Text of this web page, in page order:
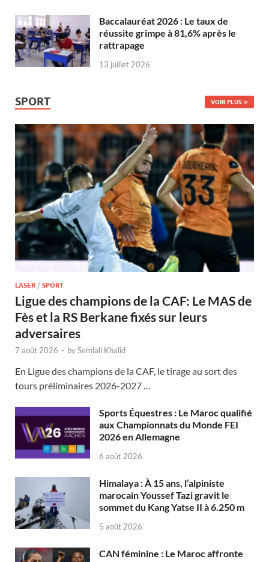
Baccalauréat 2026 : Le taux de
réussite grimpe à 81,6% après le
rattrapage
13 juillet 2026
SPORT VOIR PLUS
LASER / SPORT
Ligue des champions de la CAF: Le MAS de
Fès et la RS Berkane fixés sur leurs
adversaires
7 août 2026 - bySemlali Khalid
En Ligue des champions de la CAF, le tirage au sort des
tours préliminaires 2026-2027 …
Sports Équestres : Le Maroc qualifié
aux Championnats du Monde FEI
2026 en Allemagne
6 août 2026
Himalaya : À 15 ans, l’alpiniste
marocain Youssef Tazi gravit le
sommet du Kang Yatse II à 6.250 m
5 août 2026
CAN féminine : Le Maroc affronte